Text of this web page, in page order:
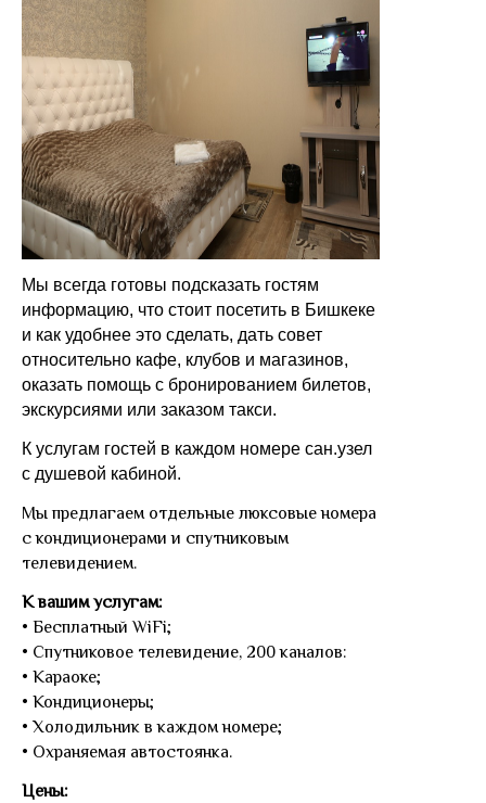
Мы всегда готовы подсказать гостям
информацию, что стоит посетить в Бишкеке
и как удобнее это сделать, дать совет
относительно кафе, клубов и магазинов,
оказать помощь с бронированием билетов,
экскурсиями или заказом такси.
К услугам гостей в каждом номере сан.узел
с душевой кабиной.
Мы предлагаем отдельные люксовые номера
с кондиционерами и спутниковым
телевидением.
К вашим услугам:
• Бесплатный WiFi;
• Спутниковое телевидение, 200 каналов:
• Караоке;
• Кондиционеры;
• Холодильник в каждом номере;
• Охраняемая автостоянка.
Цены: